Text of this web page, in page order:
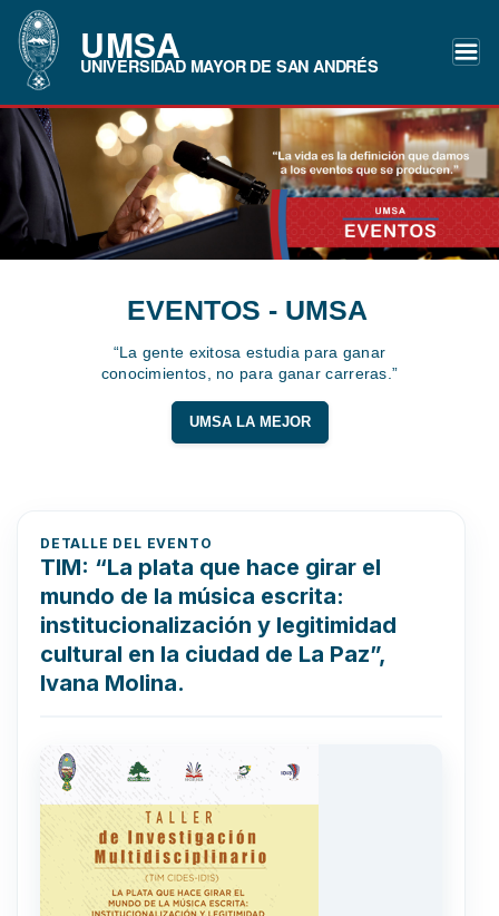
UMSA
UNIVERSIDAD MAYOR DE SAN ANDRÉS
EVENTOS - UMSA
“La gente exitosa estudia para ganar
conocimientos, no para ganar carreras.”
UMSA LA MEJOR
DETALLE DEL EVENTO
TIM: “La plata que hace girar el
mundo de la música escrita:
institucionalización y legitimidad
cultural en la ciudad de La Paz”,
Ivana Molina.